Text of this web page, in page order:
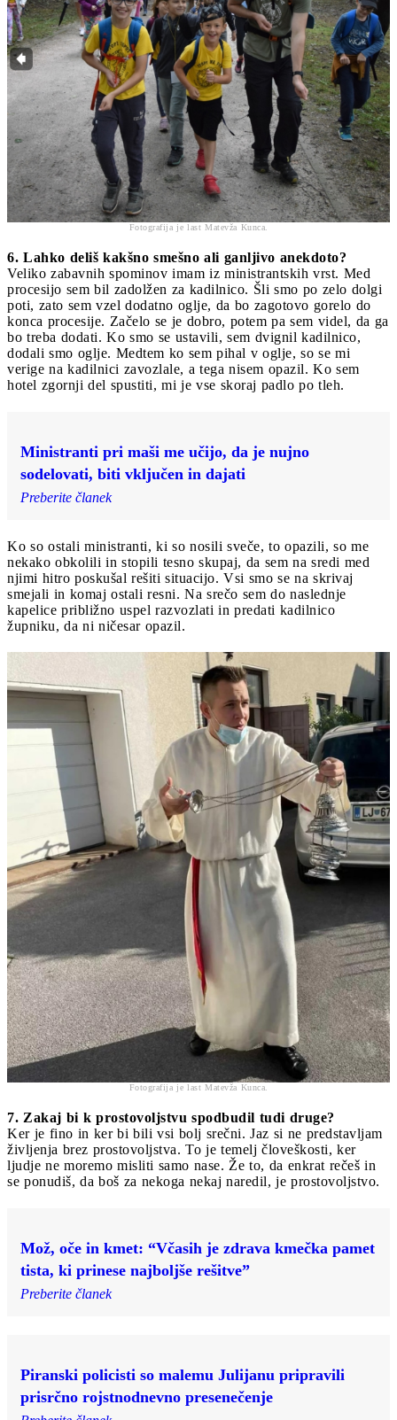
Fotografija je last Matevža Kunca.
6. Lahko deliš kakšno smešno ali ganljivo anekdoto?
Veliko zabavnih spominov imam iz ministrantskih vrst. Med
procesijo sem bil zadolžen za kadilnico. Šli smo po zelo dolgi
poti, zato sem vzel dodatno oglje, da bo zagotovo gorelo do
konca procesije. Začelo se je dobro, potem pa sem videl, da ga
bo treba dodati. Ko smo se ustavili, sem dvignil kadilnico,
dodali smo oglje. Medtem ko sem pihal v oglje, so se mi
verige na kadilnici zavozlale, a tega nisem opazil. Ko sem
hotel zgornji del spustiti, mi je vse skoraj padlo po tleh.
Ministranti pri maši me učijo, da je nujno
sodelovati, biti vključen in dajati
Preberite članek
Ko so ostali ministranti, ki so nosili sveče, to opazili, so me
nekako obkolili in stopili tesno skupaj, da sem na sredi med
njimi hitro poskušal rešiti situacijo. Vsi smo se na skrivaj
smejali in komaj ostali resni. Na srečo sem do naslednje
kapelice približno uspel razvozlati in predati kadilnico
župniku, da ni ničesar opazil.
Fotografija je last Matevža Kunca.
7. Zakaj bi k prostovoljstvu spodbudil tudi druge?
Ker je fino in ker bi bili vsi bolj srečni. Jaz si ne predstavljam
življenja brez prostovoljstva. To je temelj človeškosti, ker
ljudje ne moremo misliti samo nase. Že to, da enkrat rečeš in
se ponudiš, da boš za nekoga nekaj naredil, je prostovoljstvo.
Mož, oče in kmet: “Včasih je zdrava kmečka pamet
tista, ki prinese najboljše rešitve”
Preberite članek
Piranski policisti so malemu Julijanu pripravili
prisrčno rojstnodnevno presenečenje